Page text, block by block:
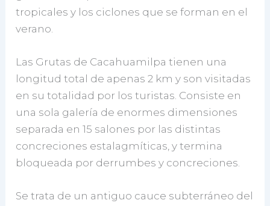
tropicales y los ciclones que se forman en el
verano.
Las Grutas de Cacahuamilpa tienen una
longitud total de apenas 2 km y son visitadas
en su totalidad por los turistas. Consiste en
una sola galería de enormes dimensiones
separada en 15 salones por las distintas
concreciones estalagmíticas, y termina
bloqueada por derrumbes y concreciones.
Se trata de un antiguo cauce subterráneo del